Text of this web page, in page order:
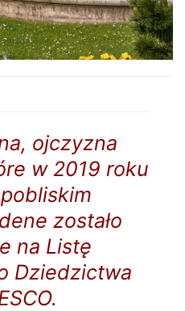
ojczyzna
w 2019 roku
zostało
na Listę
Dziedzictwa